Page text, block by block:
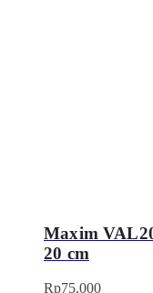
Maxim
20 cm
Rp75.000